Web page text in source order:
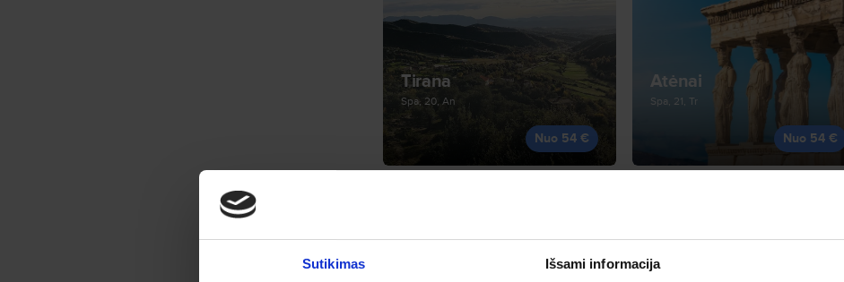
Sutikimas Išsami informacija
Tirana
Spa, 20, An
Nuo 54 €
Atėnai
Spa, 21, Tr
Nuo 54 €
Malta